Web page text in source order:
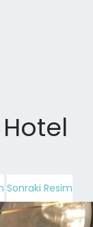
Sonraki Resim